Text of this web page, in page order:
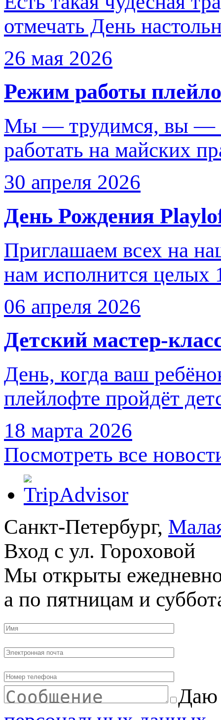
отмечать День
26 мая 2026
Режим работы
Мы — трудимся, вы —
работать на майских
30 апреля 2026
День Рождения
Приглашаем всех на
нам исполнится
06 апреля 2026
Детский мастер-
День, когда ваш
плейлофте пройдёт
18 марта 2026
Посмотреть все
Санкт-Петербург,
Вход с ул. Гороховой
М​ы открыты
а по пятницам и
Даю